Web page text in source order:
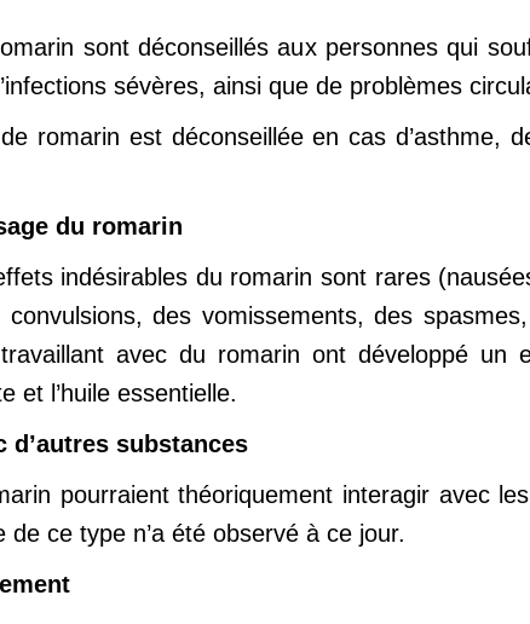
sont déconseillés aux personnes qui
sévères, ainsi que de problèmes
de romarin est déconseillée en cas
du romarin
indésirables du romarin sont rares
des vomissements, des
avec du romarin ont développé un
et l’huile essentielle.
substances
pourraient théoriquement interagir avec
ce type n’a été observé à ce jour.